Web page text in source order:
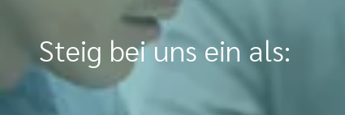
Steig bei uns ein als: